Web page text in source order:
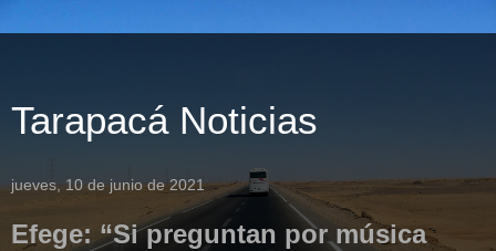
Tarapacá Noticias
jueves, 10 de junio de 2021
Efege: “Si preguntan por música